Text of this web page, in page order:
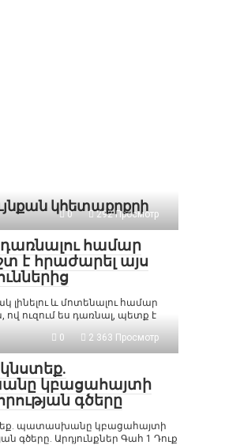
կհետաքրքրի
0 292 Просмотр
համար
է հրաժարել այս
և մոտենալու համար
ով ուզում ես դառնալ, պետք է
0 2 363 Просмотр
կբացահայտի
գծերը
պատասխանը կբացահայտի
գծերը. Արդյունքներ Գահ 1 Դուք